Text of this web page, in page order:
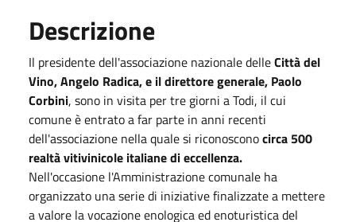
Descrizione
Il presidente dell'associazione nazionale delleCittà del
Vino, Angelo Radica, e il direttore generale, Paolo
Corbini, sono in visita per tre giorni a Todi, il cui
comune è entrato a far parte in anni recenti
dell'associazione nella quale si riconosconocirca 500
realtà vitivinicole italiane di eccellenza.
Nell'occasione l'Amministrazione comunale ha
organizzato una serie di iniziative finalizzate a mettere
a valore la vocazione enologica ed enoturistica del